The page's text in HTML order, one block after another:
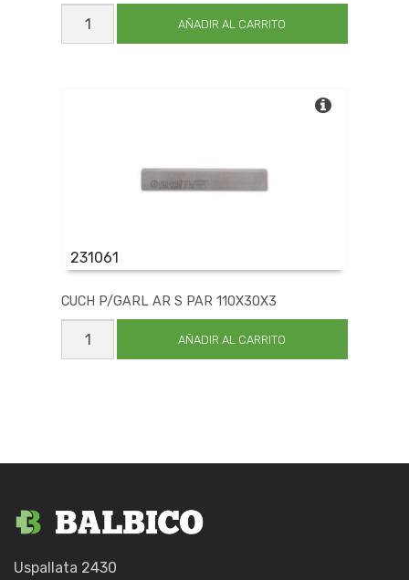
CUCH
P/GARL
AR
AÑADIR AL CARRITO
231061
CUCH P/GARL AR S PAR 110X30X3
CUCH
P/GARL
AR
AÑADIR AL CARRITO
Uspallata 2430